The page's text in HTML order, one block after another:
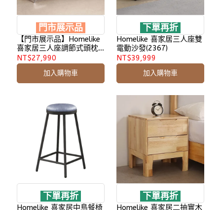
門市展示品
【門市展示品】Homelike
喜家居三人座調節式頭枕
皮革沙發(2428)
NT$27,990
加入購物車
下單再折
Homelike 喜家居三人座雙
電動沙發(2367)
NT$39,999
加入購物車
下單再折
Homelike 喜家居中島餐椅
下單再折
Homelike 喜家居二抽實木